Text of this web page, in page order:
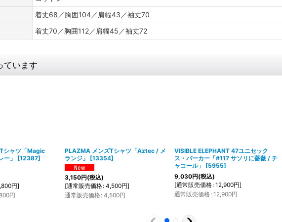
着丈68／胸囲104／肩幅43／袖丈70
着丈70／胸囲112／肩幅45／袖丈72
ています
シャツ「Magic
ー」
[12387]
円]
円
PLAZMA メンズTシャツ「Aztec / メ
ランジ」
[13354]
3,150円(税込)
[通常販売価格: 4,500円]
通常販売価格: 4,500円
VISIBLE ELEPHANT 47ユニセック
ス・パーカー「#117 サソリに薔薇 / チ
ャコール」
[5955]
9,030円(税込)
[通常販売価格: 12,900円]
通常販売価格: 12,900円